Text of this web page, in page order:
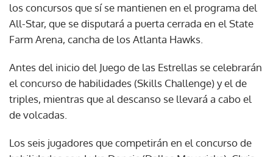
los concursos que sí se mantienen en el programa del
All-Star, que se disputará a puerta cerrada en el State
Farm Arena, cancha de los Atlanta Hawks.
Antes del inicio del Juego de las Estrellas se celebrarán
el concurso de habilidades (Skills Challenge) y el de
triples, mientras que al descanso se llevará a cabo el
de volcadas.
Los seis jugadores que competirán en el concurso de